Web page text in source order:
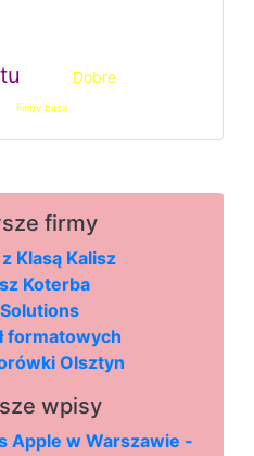
Dobre
Firmy baza
firmy
Klasą Kalisz
Koterba
formatowych
Olsztyn
wpisy
Apple w Warszawie -